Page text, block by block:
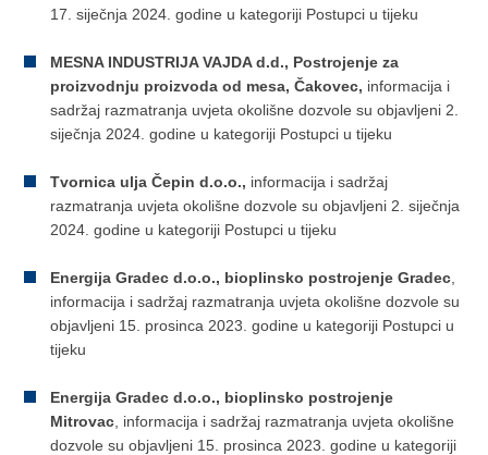
17. siječnja 2024. godine u kategoriji Postupci u tijeku
MESNA INDUSTRIJA VAJDA d.d., Postrojenje za
proizvodnju proizvoda od mesa, Čakovec, informacija i
sadržaj razmatranja uvjeta okolišne dozvole su objavljeni 2.
siječnja 2024. godine u kategoriji Postupci u tijeku
Tvornica ulja Čepin d.o.o., informacija i sadržaj
razmatranja uvjeta okolišne dozvole su objavljeni 2. siječnja
2024. godine u kategoriji Postupci u tijeku
Energija Gradec d.o.o., bioplinsko postrojenje Gradec
informacija i sadržaj razmatranja uvjeta okolišne dozvole su
objavljeni 15. prosinca 2023. godine u kategoriji Postupci u
tijeku
Energija Gradec d.o.o., bioplinsko postrojenje
Mitrovac , informacija i sadržaj razmatranja uvjeta okolišne
dozvole su objavljeni 15. prosinca 2023. godine u kategoriji